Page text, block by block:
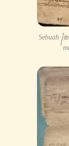
Sebuah